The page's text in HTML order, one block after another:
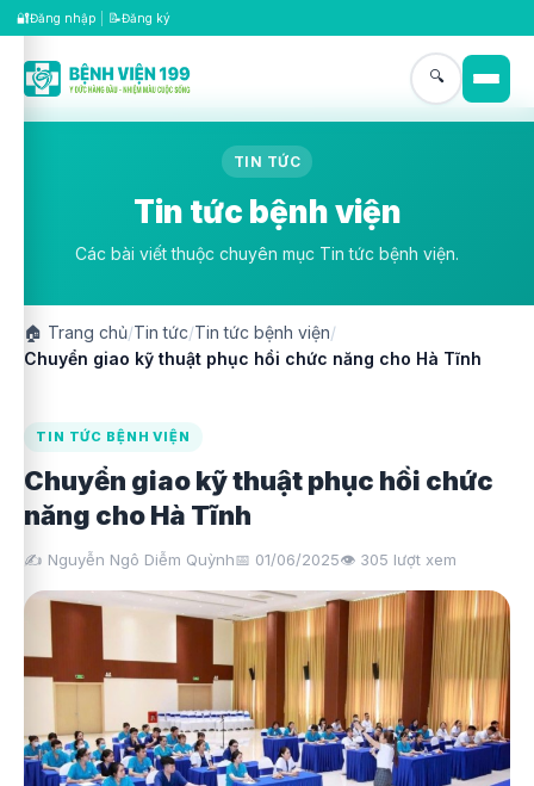
🔐Đăng nhập 📝Đăng ký
🔍
TIN TỨC
Tin tức bệnh viện
Các bài viết thuộc chuyên mục Tin tức bệnh viện.
🏠 Trang chủ/Tin tức/Tin tức bệnh viện/
Chuyển giao kỹ thuật phục hồi chức năng cho Hà Tĩnh
TIN TỨC BỆNH VIỆN
Chuyển giao kỹ thuật phục hồi chức
năng cho Hà Tĩnh
✍️ Nguyễn Ngô Diễm Quỳnh📅 01/06/2025👁️ 305 lượt xem